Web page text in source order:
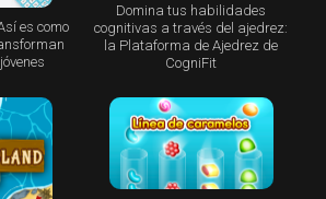
es como
Domina tus habilidades
cognitivas a través del ajedrez:
la Plataforma de Ajedrez de
CogniFit